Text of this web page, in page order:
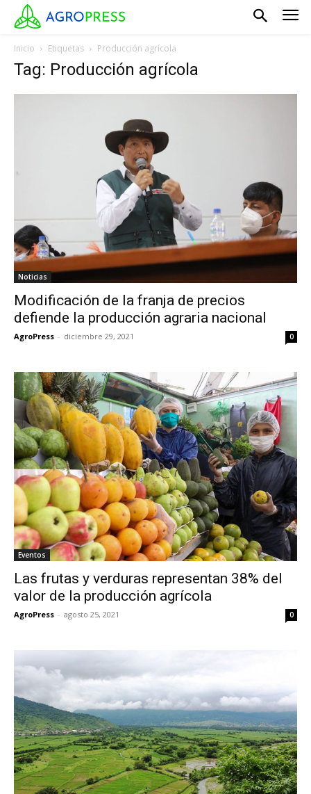
Inicio Etiquetas Producción agrícola
Tag: Producción agrícola
Noticias
Modificación de la franja de precios
defiende la producción agraria nacional
AgroPress - diciembre 29, 2021 0
Eventos
Las frutas y verduras representan 38% del
valor de la producción agrícola
AgroPress - agosto 25, 2021 0